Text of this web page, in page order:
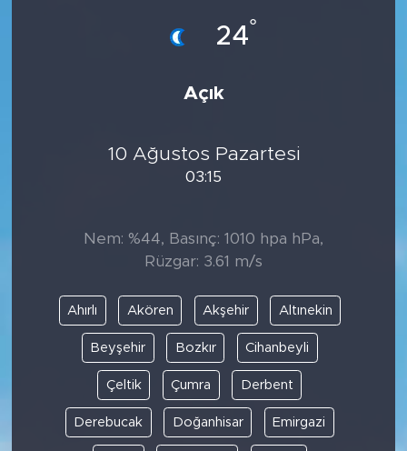
24°
Açık
10 Ağustos Pazartesi
03:15
Nem: %44, Basınç: 1010 hpa hPa,
Rüzgar: 3.61 m/s
Ahırlı Akören Akşehir Altınekin
Beyşehir Bozkır Cihanbeyli
Çeltik Çumra Derbent
Derebucak Doğanhisar Emirgazi